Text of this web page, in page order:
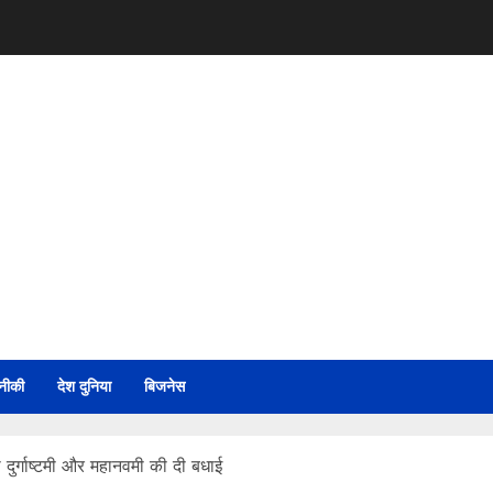
देश दुनिया बिजनेस
और महानवमी की दी बधाई